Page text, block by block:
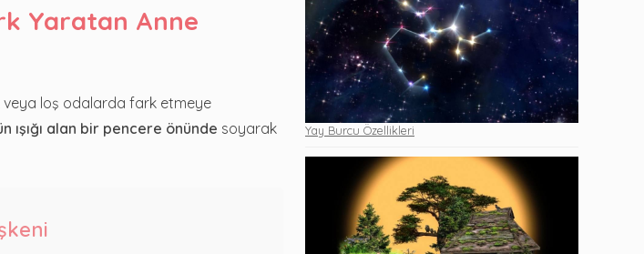
Yaratan Anne
veya loş odalarda fark etmeye
ışığı alan bir pencere önünde soyarak
Yay Burcu Özellikleri